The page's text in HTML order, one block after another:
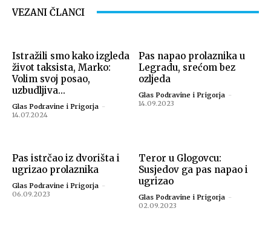
VEZANI ČLANCI
Istražili smo kako izgleda
život taksista, Marko:
Volim svoj posao,
uzbudljiva...
Glas Podravine i Prigorja -
14.07.2024
Pas napao prolaznika u
Legradu, srećom bez
ozljeda
Glas Podravine i Prigorja -
14.09.2023
Pas istrčao iz dvorišta i
ugrizao prolaznika
Glas Podravine i Prigorja -
06.09.2023
Teror u Glogovcu:
Susjedov ga pas napao i
ugrizao
Glas Podravine i Prigorja -
02.09.2023